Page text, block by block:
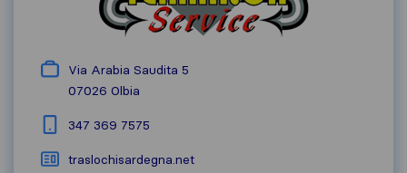
Via Arabia Saudita 5
07026 Olbia
347 369 7575
traslochisardegna.net